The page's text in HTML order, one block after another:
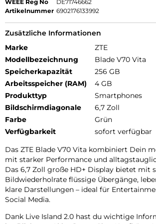
WEEE Reg No
DE71746662
Artikelnummer 6902176133992
Zusätzliche Informationen
Marke
ZTE
Modellbezeichnung
Blade V70 Vita
Speicherkapazität
256 GB
Arbeitsspeicher (RAM)
4 GB
Produkttyp
Smartphones
Bildschirmdiagonale
6,7 Zoll
Farbe
Grün
Verfügbarkeit
sofort verfügbar
Das ZTE Blade V70 Vita kombiniert Dein
mit starker Performance und
Das 6,7 Zoll große HD+ Display bietet mit
Bildwiederholrate flüssige Übergänge,
klare Darstellungen – ideal für
Social Media.
Dank Live Island 2.0 hast du wichtige